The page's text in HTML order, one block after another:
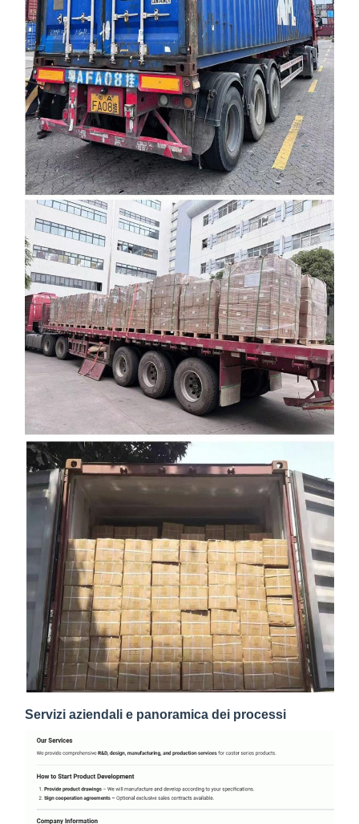
Servizi aziendali e panoramica dei processi